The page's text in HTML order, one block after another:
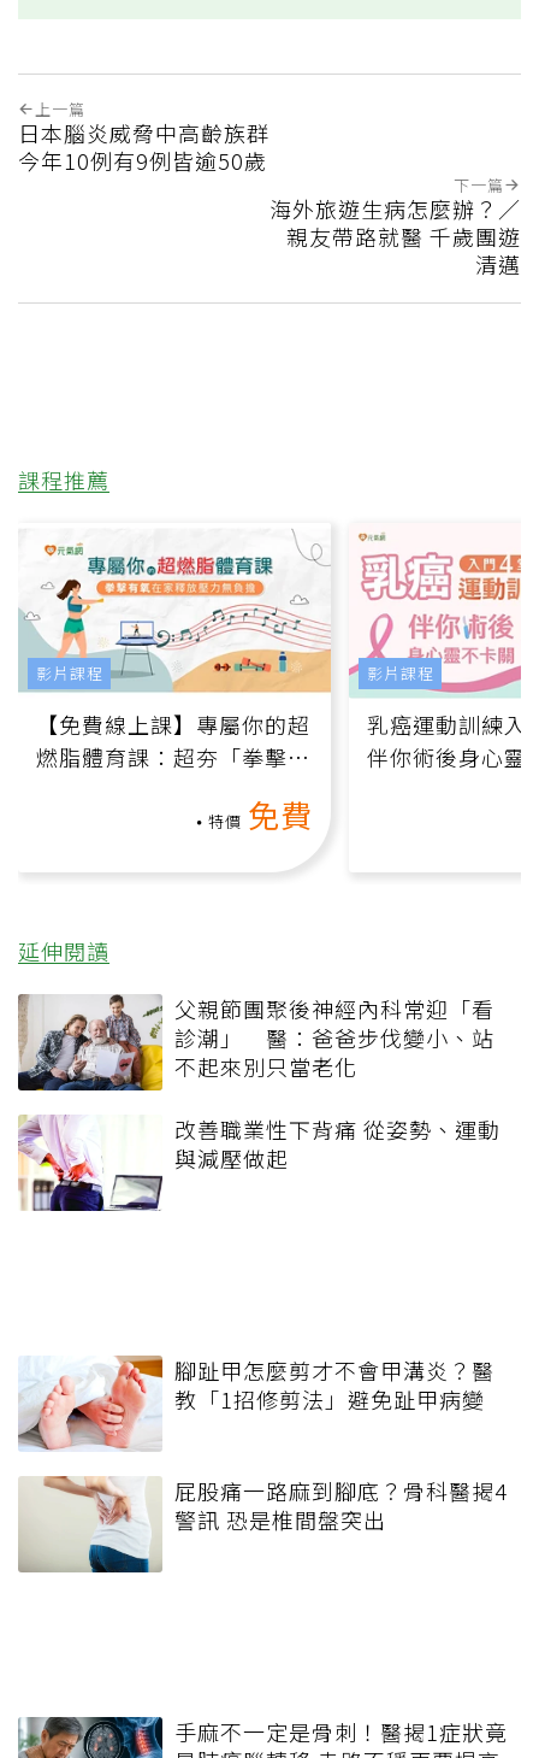
上一篇
日本腦炎威脅中高齡族群
今年10例有9例皆逾50歲
下一篇
海外旅遊生病怎麼辦？／
親友帶路就醫 千歲團遊
清邁
課程推薦
【免費線上課】專屬你的超
燃脂體育課：超夯「拳擊有
特價 免費
影片課程
乳癌運動訓練入
伴你術後身心靈
影片課程
延伸閱讀
父親節團聚後神經內科常迎「看
診潮」 醫：爸爸步伐變小、站
不起來別只當老化
改善職業性下背痛 從姿勢、運動
與減壓做起
腳趾甲怎麼剪才不會甲溝炎？醫
教「1招修剪法」避免趾甲病變
屁股痛一路麻到腳底？骨科醫揭4
警訊 恐是椎間盤突出
手麻不一定是骨刺！醫揭1症狀竟